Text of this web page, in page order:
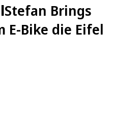
Stefan Brings
Bike die Eifel